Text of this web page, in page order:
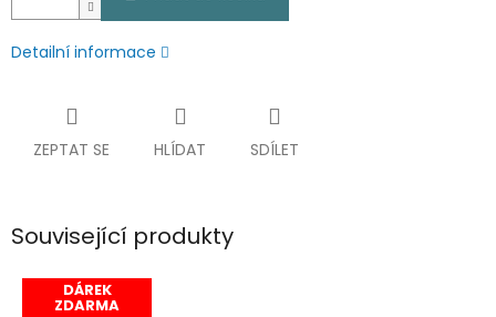
Detailní informace
ZEPTAT SE HLÍDAT SDÍLET
Související produkty
DÁREK
ZDARMA